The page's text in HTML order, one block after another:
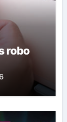
robo